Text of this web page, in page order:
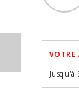
VOTRE
Jusqu'à